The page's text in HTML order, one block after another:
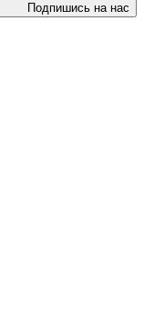
Подпишись на нас